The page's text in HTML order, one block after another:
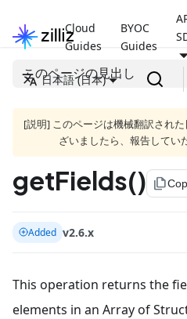
Cloud
Guides
BYOC
Guides
日本語 (日本)
このページの見出し
[説明] このページは機械翻訳され
ざいましたら、報告してい
getFields() file_copy
Added v2.6.x
This operation returns the
elements in an Array of